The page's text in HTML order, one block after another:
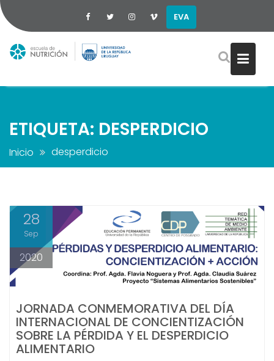
EVA
ETIQUETA: DESPERDICIO
Inicio desperdicio
28
Sep
2020
JORNADA CONMEMORATIVA DEL DÍA
INTERNACIONAL DE CONCIENTIZACIÓN
SOBRE LA PÉRDIDA Y EL DESPERDICIO
ALIMENTARIO